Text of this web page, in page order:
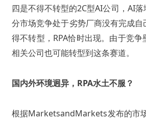
四是不得不转型的2C型AI公司，AI
分市场竞争处于劣势厂商没有完成
得不转型，RPA恰时出现。由于竞
相关公司也可能转型到这条赛道。
国内外环境迥异，RPA水土不服？
根据MarketsandMarkets发布的市